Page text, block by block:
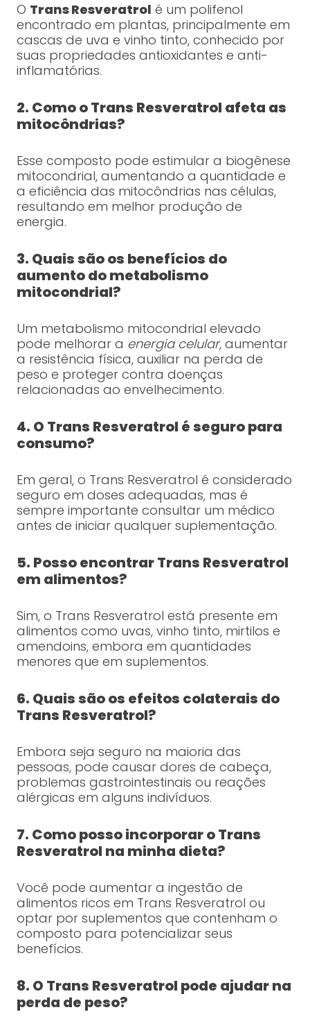
O Trans Resveratrol é um polifenol
encontrado em plantas, principalmente em
cascas de uva e vinho tinto, conhecido por
suas propriedades antioxidantes e anti-
inflamatórias.
2. Como o Trans Resveratrol afeta as
mitocôndrias?
Esse composto pode estimular a biogênese
mitocondrial, aumentando a quantidade e
a eficiência das mitocôndrias nas células,
resultando em melhor produção de
energia.
3. Quais são os benefícios do
aumento do metabolismo
mitocondrial?
Um metabolismo mitocondrial elevado
pode melhorar a energia celular, aumentar
a resistência física, auxiliar na perda de
peso e proteger contra doenças
relacionadas ao envelhecimento.
4. O Trans Resveratrol é seguro para
consumo?
Em geral, o Trans Resveratrol é considerado
seguro em doses adequadas, mas é
sempre importante consultar um médico
antes de iniciar qualquer suplementação.
5. Posso encontrar Trans Resveratrol
em alimentos?
Sim, o Trans Resveratrol está presente em
alimentos como uvas, vinho tinto, mirtilos e
amendoins, embora em quantidades
menores que em suplementos.
6. Quais são os efeitos colaterais do
Trans Resveratrol?
Embora seja seguro na maioria das
pessoas, pode causar dores de cabeça,
problemas gastrointestinais ou reações
alérgicas em alguns indivíduos.
7. Como posso incorporar o Trans
Resveratrol na minha dieta?
Você pode aumentar a ingestão de
alimentos ricos em Trans Resveratrol ou
optar por suplementos que contenham o
composto para potencializar seus
benefícios.
8. O Trans Resveratrol pode ajudar na
perda de peso?